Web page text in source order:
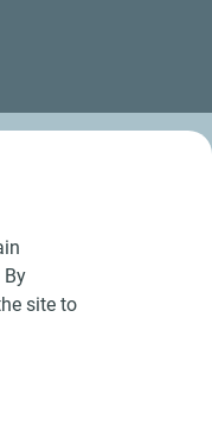
By
site to